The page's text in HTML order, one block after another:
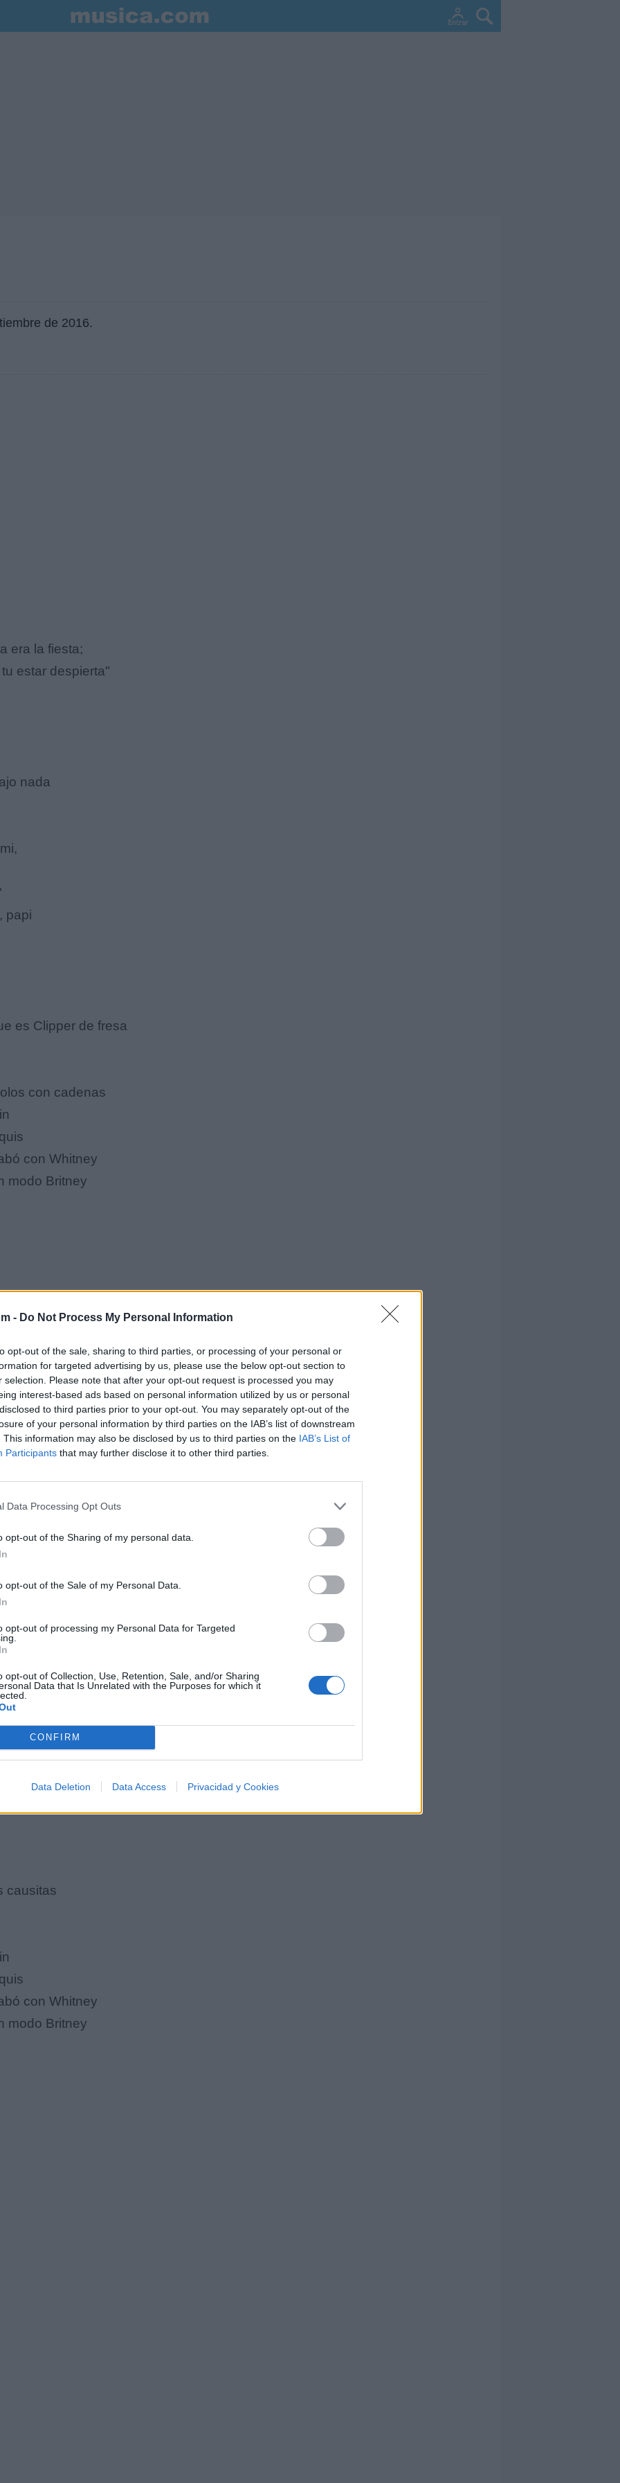
- Do Not Process My Personal Information
opt-out of the sale, sharing to third parties, or processing of your personal or
for targeted advertising by us, please use the below opt-out section to
selection. Please note that after your opt-out request is processed you may
interest-based ads based on personal information utilized by us or personal
to third parties prior to your opt-out. You may separately opt-out of the
of your personal information by third parties on the IAB’s list of downstream
This information may also be disclosed by us to third parties on the IAB’s List of
Participants that may further disclose it to other third parties.
Data Processing Opt Outs
opt-out of the Sharing of my personal data.
opt-out of the Sale of my Personal Data.
opt-out of processing my Personal Data for Targeted
opt-out of Collection, Use, Retention, Sale, and/or Sharing
Data that Is Unrelated with the Purposes for which it
CONFIRM
Data Deletion Data Access Privacidad y Cookies
de 2016.
era la fiesta;
estar despierta"
nada
papi
es Clipper de fresa
con cadenas
con Whitney
modo Britney
fundamento
ama mi acento"
causitas
con Whitney
modo Britney